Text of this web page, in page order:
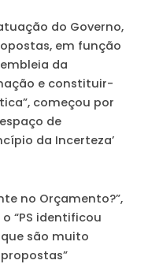
do Governo,
em função
da
e constituir-
começou por
de
da Incerteza’
no Orçamento?”,
“PS identificou
são muito